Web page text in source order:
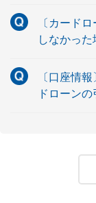
〔カード
しなかっ
〔口座情
ドローン